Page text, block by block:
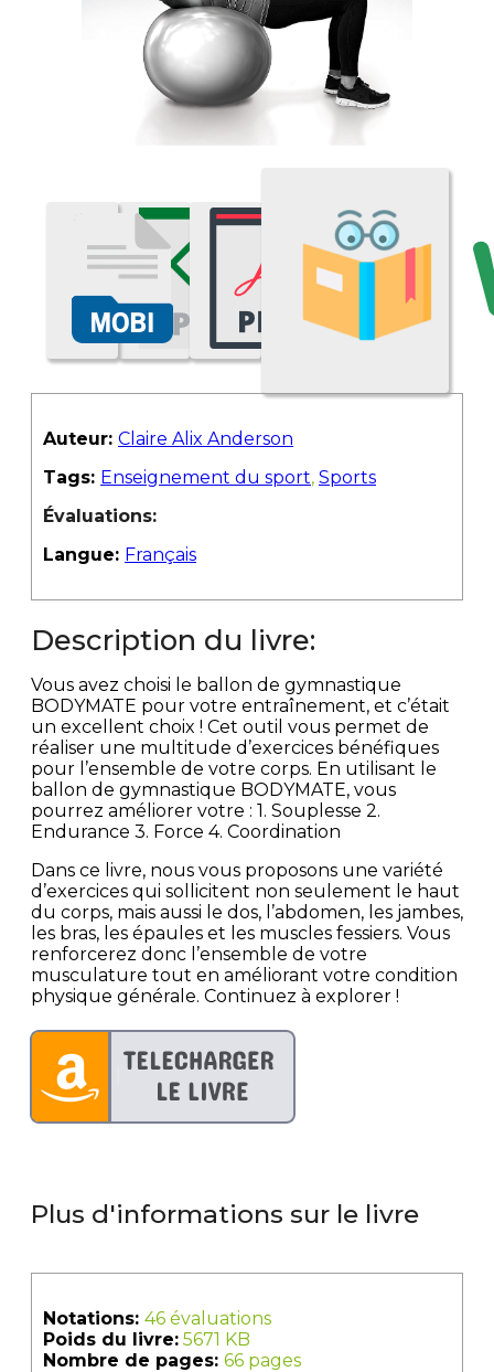
Auteur: Claire Alix Anderson
Tags: Enseignement du sport, Sports
Évaluations:
Langue: Français
Description du livre:
Vous avez choisi le ballon de gymnastique
BODYMATE pour votre entraînement, et c’était
un excellent choix ! Cet outil vous permet de
réaliser une multitude d’exercices bénéfiques
pour l’ensemble de votre corps. En utilisant le
ballon de gymnastique BODYMATE, vous
pourrez améliorer votre : 1. Souplesse 2.
Endurance 3. Force 4. Coordination
Dans ce livre, nous vous proposons une variété
d’exercices qui sollicitent non seulement le haut
du corps, mais aussi le dos, l’abdomen, les jambes,
les bras, les épaules et les muscles fessiers. Vous
renforcerez donc l’ensemble de votre
musculature tout en améliorant votre condition
physique générale. Continuez à explorer !
Plus d'informations sur le livre
Notations: 46 évaluations
Poids du livre: 5671 KB
Nombre de pages: 66 pages